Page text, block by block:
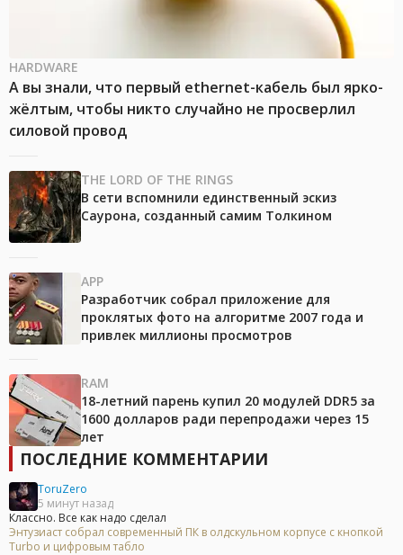
HARDWARE
А вы знали, что первый ethernet-кабель был ярко-
жёлтым, чтобы никто случайно не просверлил
силовой провод
THE LORD OF THE RINGS
В сети вспомнили единственный эскиз
Саурона, созданный самим Толкином
APP
Разработчик собрал приложение для
проклятых фото на алгоритме 2007 года и
привлек миллионы просмотров
RAM
18-летний парень купил 20 модулей DDR5 за
1600 долларов ради перепродажи через 15
лет
ПОСЛЕДНИЕ КОММЕНТАРИИ
ToruZero
5 минут назад
Классно. Все как надо сделал
Энтузиаст собрал современный ПК в олдскульном корпусе с кнопкой
Turbo и цифровым табло